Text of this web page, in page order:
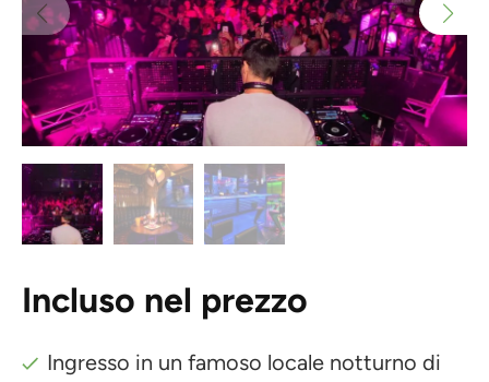
Incluso nel prezzo
Ingresso in un famoso locale notturno di